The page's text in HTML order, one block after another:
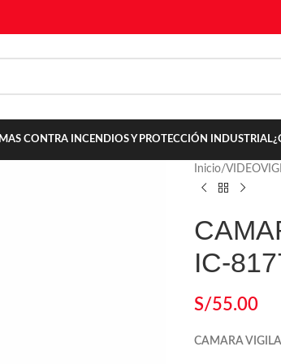
CONTRA INCENDIOS Y PROTECCIÓN INDUSTRIAL
Inicio/
IC-
S/55.00
CAMARA